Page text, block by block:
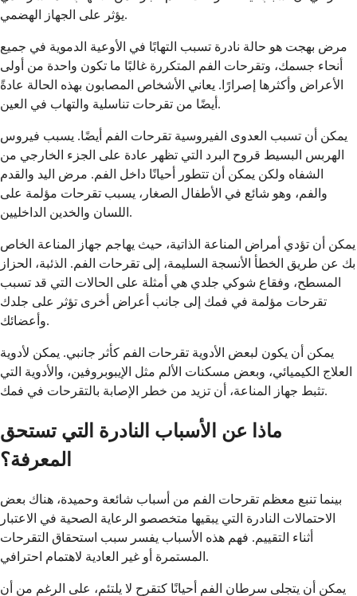
يؤثر على الجهاز الهضمي.
مرض بهجت هو حالة نادرة تسبب التهابًا في الأوعية الدموية في جميع
أنحاء جسمك، وتقرحات الفم المتكررة غالبًا ما تكون واحدة من أولى
الأعراض وأكثرها إصرارًا. يعاني الأشخاص المصابون بهذه الحالة عادةً
أيضًا من تقرحات تناسلية والتهاب في العين.
يمكن أن تسبب العدوى الفيروسية تقرحات الفم أيضًا. يسبب فيروس
الهربس البسيط قروح البرد التي تظهر عادة على الجزء الخارجي من
الشفاه ولكن يمكن أن تتطور أحيانًا داخل الفم. مرض اليد والقدم
والفم، وهو شائع في الأطفال الصغار، يسبب تقرحات مؤلمة على
اللسان والخدين الداخليين.
يمكن أن تؤدي أمراض المناعة الذاتية، حيث يهاجم جهاز المناعة الخاص
بك عن طريق الخطأ الأنسجة السليمة، إلى تقرحات الفم. الذئبة، الحزاز
المسطح، وفقاع شوكي جلدي هي أمثلة على الحالات التي قد تسبب
تقرحات مؤلمة في فمك إلى جانب أعراض أخرى تؤثر على جلدك
وأعضائك.
يمكن أن يكون لبعض الأدوية تقرحات الفم كأثر جانبي. يمكن لأدوية
العلاج الكيميائي، وبعض مسكنات الألم مثل الإيبوبروفين، والأدوية التي
تثبط جهاز المناعة، أن تزيد من خطر الإصابة بالتقرحات في فمك.
ماذا عن الأسباب النادرة التي تستحق
المعرفة؟
بينما تنبع معظم تقرحات الفم من أسباب شائعة وحميدة، هناك بعض
الاحتمالات النادرة التي يبقيها متخصصو الرعاية الصحية في الاعتبار
أثناء التقييم. فهم هذه الأسباب يفسر سبب استحقاق التقرحات
المستمرة أو غير العادية لاهتمام احترافي.
يمكن أن يتجلى سرطان الفم أحيانًا كتقرح لا يلتئم، على الرغم من أن